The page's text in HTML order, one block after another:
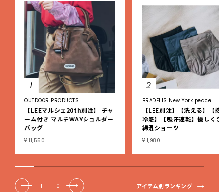
1
OUTDOOR PRODUCTS
【LEEマルシェ20th別注】 チャ
ーム付き マルチWAYショルダー
バッグ
¥ 11,550
2
BRADELIS New York peace
【LEE別注】【洗える】【
冷感】【吸汗速乾】優しく
綿混ショーツ
¥ 1,980
1 | 10 アイテム別ランキング